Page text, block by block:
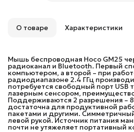
О товаре Характеристики
Мышь беспроводная Hoco GM25
радиоканал и Bluetooth. Первый
компьютером, а второй – при
радиодиапазоне 2.4 ГГц
потребуется свободный порт
лазерным сенсором,
Поддерживаются 2 разрешения –
достаточна для продуктивной
пакетами и другими.
левой рукой. Источник питания
почти не утяжеляет портативный